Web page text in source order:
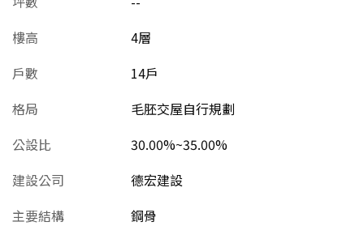
樓高
4層
戶數
14戶
格局
毛胚交屋自行規劃
公設比
30.00%~35.00%
建設公司
德宏建設
主要結構
鋼骨